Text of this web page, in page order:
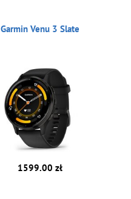
Garmin Venu 3 Slate
1599.00 zł